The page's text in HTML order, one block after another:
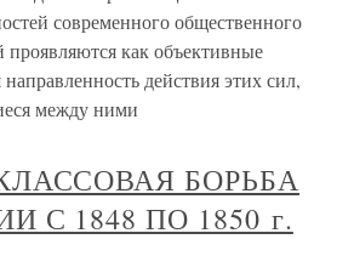
современного общественного
проявляются как объективные
действия этих сил,
между ними
БОРЬБА
С 1848 ПО 1850 г.